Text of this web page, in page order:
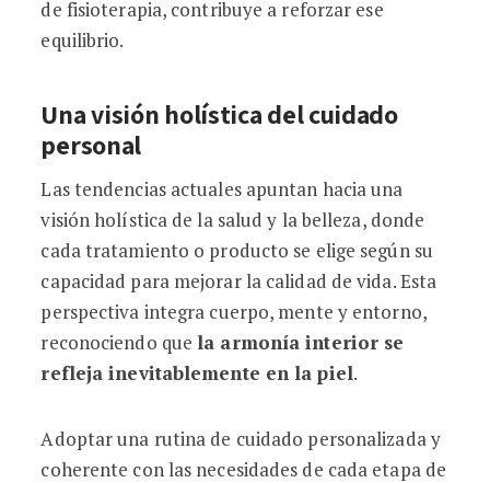
de fisioterapia, contribuye a reforzar ese
equilibrio.
Una visión holística del cuidado
personal
Las tendencias actuales apuntan hacia una
visión holística de la salud y la belleza, donde
cada tratamiento o producto se elige según su
capacidad para mejorar la calidad de vida. Esta
perspectiva integra cuerpo, mente y entorno,
reconociendo quela armonía interior se
refleja inevitablemente en la piel.
Adoptar una rutina de cuidado personalizada y
coherente con las necesidades de cada etapa de